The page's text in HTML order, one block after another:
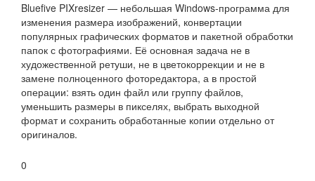
Bluefive PIXresizer — небольшая Windows-программа для
изменения размера изображений, конвертации
популярных графических форматов и пакетной обработки
папок с фотографиями. Её основная задача не в
художественной ретуши, не в цветокоррекции и не в
замене полноценного фоторедактора, а в простой
операции: взять один файл или группу файлов,
уменьшить размеры в пикселях, выбрать выходной
формат и сохранить обработанные копии отдельно от
оригиналов.
0